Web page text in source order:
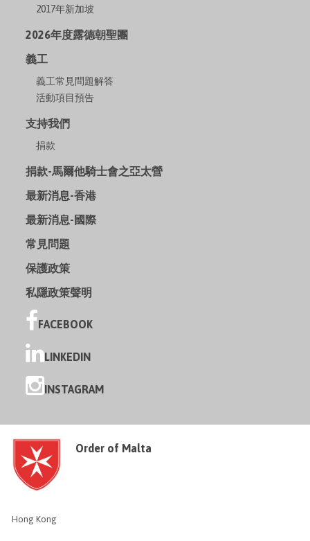
2017年新加坡
2026年度露德朝聖團
義工
義工常見問題解答
活動項目預告
支持我們
捐款
捐款-馬爾他騎士會之亞太營
最新消息-香港
最新消息-國際
常見問題
保護政策
私隱政策聲明
FACEBOOK
LINKEDIN
INSTAGRAM
Order of Malta
Hong Kong